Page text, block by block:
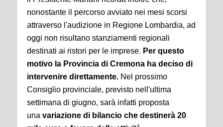
nonostante il percorso avviato nei mesi scorsi
attraverso l'audizione in Regione Lombardia, ad
oggi non risultano stanziamenti regionali
destinati ai ristori per le imprese. Per questo
motivo la Provincia di Cremona ha deciso di
intervenire direttamente. Nel prossimo
Consiglio provinciale, previsto nell'ultima
settimana di giugno, sarà infatti proposta
una variazione di bilancio che destinerà 20